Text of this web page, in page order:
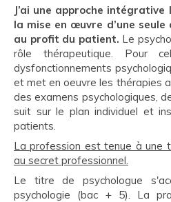
J’ai une approche
la mise en œuvre d’une
au profit du patient. Le
rôle thérapeutique. Pour
dysfonctionnements
et met en oeuvre les thérapies
des examens psychologiques,
suit sur le plan individuel et
patients.
La profession est tenue à une
au secret professionnel.
Le titre de psychologue
psychologie (bac + 5). La